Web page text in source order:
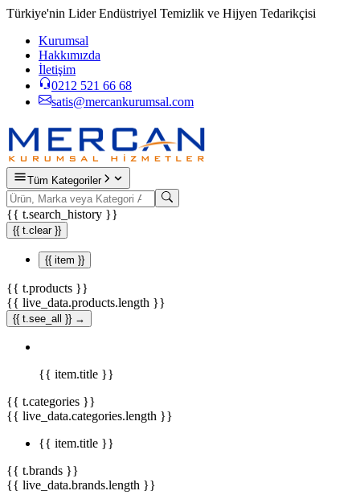
Türkiye'nin Lider Endüstriyel Temizlik ve Hijyen Tedarikçisi
Kurumsal
Hakkımızda
İletişim
0212 521 66 68
satis@mercankurumsal.com
Tüm Kategoriler
{{ t.search_history }}
{{ t.clear }}
{{ item }}
{{ t.products }}
{{ live_data.products.length }}
{{ t.see_all }} →
{{ item.title }}
{{ t.categories }}
{{ live_data.categories.length }}
{{ item.title }}
{{ t.brands }}
{{ live_data.brands.length }}